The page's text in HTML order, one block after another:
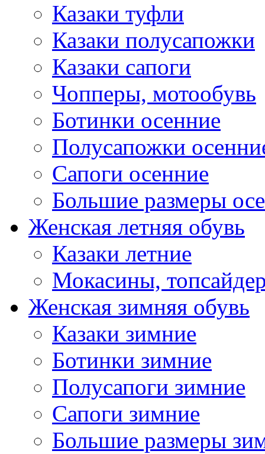
Казаки туфли
Казаки полусапожки
Казаки сапоги
Чопперы, мотообувь
Ботинки осенние
Полусапожки
Сапоги осенние
Большие размеры
Женская летняя обувь
Казаки летние
Мокасины,
Женская зимняя обувь
Казаки зимние
Ботинки зимние
Полусапоги зимние
Сапоги зимние
Большие размеры